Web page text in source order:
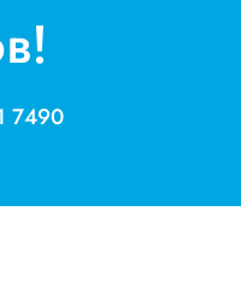
7490